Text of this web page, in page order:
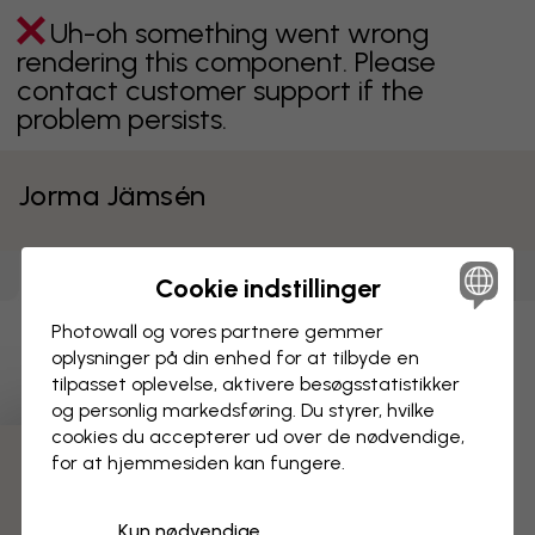
Uh-oh something went wrong
rendering this component. Please
contact customer support if the
problem persists.
Jorma Jämsén
(315) 314)
Uh-oh something went wrong
rendering this component. Please
contact customer support if the
problem persists.
Cookie indstillinger
Photowall og vores partnere gemmer
oplysninger på din enhed for at tilbyde en
tilpasset oplevelse, aktivere besøgs­statistikker
og personlig markedsføring. Du styrer, hvilke
cookies du accepterer ud over de nødvendige,
for at hjemmesiden kan fungere.